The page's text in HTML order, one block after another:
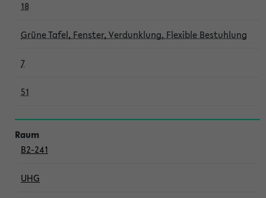
18
Grüne Tafel, Fenster, Verdunklung, Flexible Bestuhlung
7
51
B2-241
UHG